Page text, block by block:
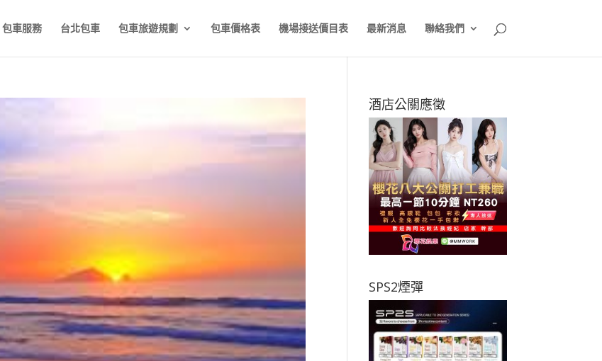
包車服務 台北包車 包車旅遊規劃 包車價格表 機場接送價目表 最新消息 聯絡我們
酒店公關應徵
SPS2煙彈